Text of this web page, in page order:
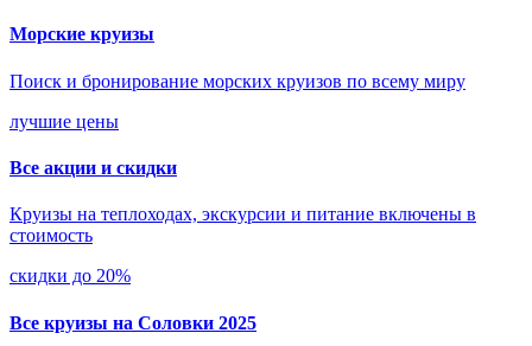
Морские круизы
Поиск и бронирование морских круизов по всему миру
лучшие цены
Все акции и скидки
Круизы на теплоходах, экскурсии и питание включены в
стоимость
скидки до 20%
Все круизы на Соловки 2025